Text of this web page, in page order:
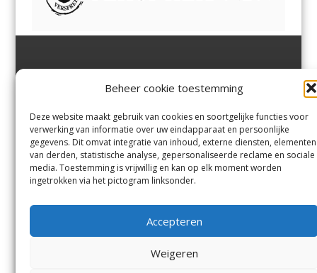
Beheer cookie toestemming
Deze website maakt gebruik van cookies en soortgelijke functies voor
verwerking van informatie over uw eindapparaat en persoonlijke
gegevens. Dit omvat integratie van inhoud, externe diensten, elementen
van derden, statistische analyse, gepersonaliseerde reclame en sociale
media. Toestemming is vrijwillig en kan op elk moment worden
ingetrokken via het pictogram linksonder.
Accepteren
Weigeren
Margadantstraat 34
0255-533900
info@jutter.nlofinfo@hofgee
st.nl
Velserbroek,Velsen-Zuid,
Zuid,Driehuisen
Spaarnwoude.
Contact
Andere uitgaven
Voorwaarden